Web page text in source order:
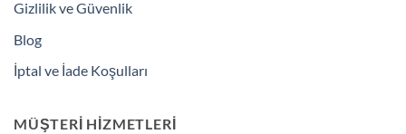
Gizlilik ve Güvenlik
Blog
İptal ve İade Koşulları
MÜŞTERI HIZMETLERI